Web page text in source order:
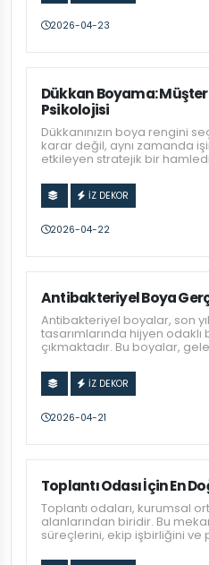
2026-04-23
Dükkan Boyama:
Psikolojisi
Dükkanınızın boya rengini
karar değil, aynı zamanda
etkileyen stratejik bir
İZ DEKOR
2026-04-22
Antibakteriyel Boya
Antibakteriyel boyalar, son
tasarımlarında hijyen
çıkmaktadır. Bu boyalar,
İZ DEKOR
2026-04-21
Toplantı Odası İçin En
Toplantı odaları, kurumsal
alanlarından biridir. Bu
süreçlerini, ekip işbirliğini